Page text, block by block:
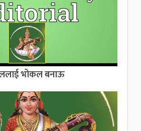
भोकल बनाऊ